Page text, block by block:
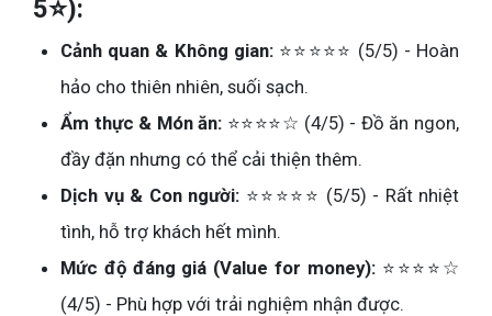
5⭐):
Cảnh quan & Không gian:⭐⭐⭐⭐⭐ (5/5) - Hoàn
hảo cho thiên nhiên, suối sạch.
Ẩm thực & Món ăn: ⭐⭐⭐⭐☆ (4/5) - Đồ ăn ngon,
đầy đặn nhưng có thể cải thiện thêm.
Dịch vụ & Con người: ⭐⭐⭐⭐⭐ (5/5) - Rất nhiệt
tình, hỗ trợ khách hết mình.
Mức độ đáng giá (Value for money):⭐⭐⭐⭐☆
(4/5) - Phù hợp với trải nghiệm nhận được.